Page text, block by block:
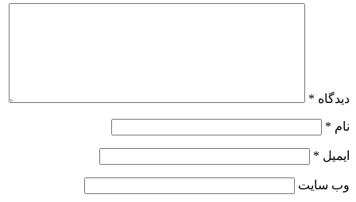
دیدگاه *
نام *
ایمیل *
وب‌ سایت